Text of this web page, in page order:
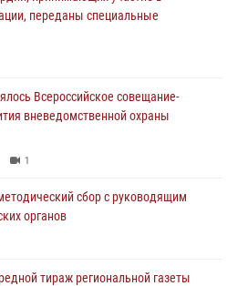
переданы специальные
Всероссийское совещание-
вневедомственной охраны
1
сбор с руководящим
органов
тираж региональной газеты